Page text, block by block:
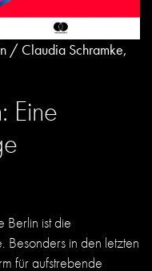
/ Claudia Schramke,
Eine
Berlin ist die
Besonders in den letzten
für aufstrebende